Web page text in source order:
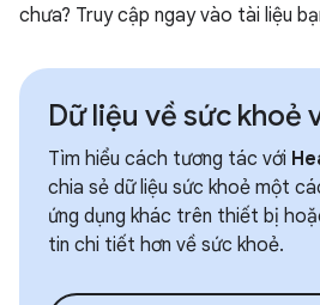
chưa? Truy cập ngay vào tài liệu
Dữ liệu về sức khoẻ
Tìm hiểu cách tương tác với
chia sẻ dữ liệu sức khoẻ một
ứng dụng khác trên thiết bị
tin chi tiết hơn về sức khoẻ.